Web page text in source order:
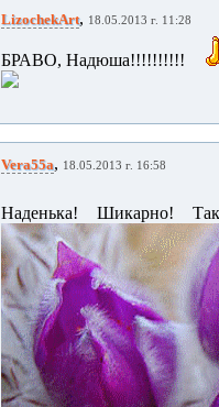
LizochekArt, 18.05.2013 г. 11:28
БРАВО, Надюша!!!!!!!!!!
Vera55a, 18.05.2013 г. 16:58
Наденька! Шикарно!